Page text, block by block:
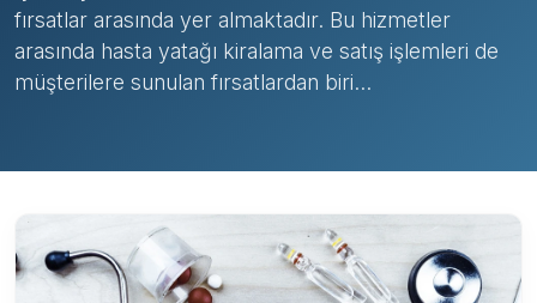
fırsatlar arasında yer almaktadır. Bu hizmetler
arasında hasta yatağı kiralama ve satış işlemleri de
müşterilere sunulan fırsatlardan biri...